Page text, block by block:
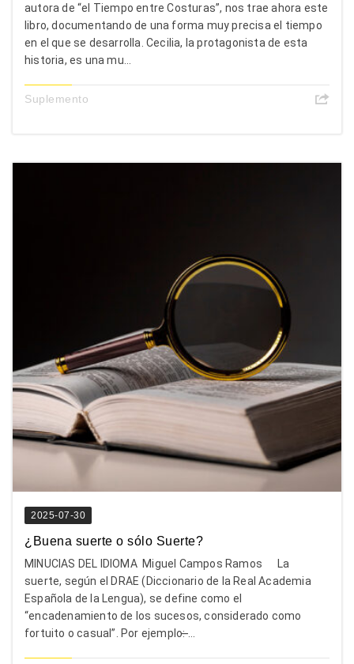
autora de “el Tiempo entre Costuras”, nos trae ahora este
libro, documentando de una forma muy precisa el tiempo
en el que se desarrolla. Cecilia, la protagonista de esta
historia, es una mu...
Suplemento
2025-07-30
¿Buena suerte o sólo Suerte?
MINUCIAS DEL IDIOMA Miguel Campos Ramos La
suerte, según el DRAE (Diccionario de la Real Academia
Española de la Lengua), se define como el
“encadenamiento de los sucesos, considerado como
fortuito o casual”. Por ejemplo: ̶...